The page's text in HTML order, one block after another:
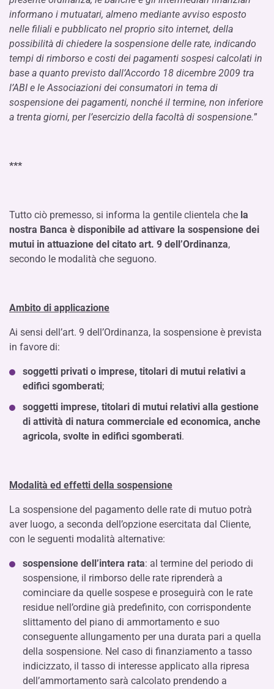
informano i mutuatari, almeno mediante avviso esposto
nelle filiali e pubblicato nel proprio sito internet, della
possibilità di chiedere la sospensione delle rate, indicando
tempi di rimborso e costi dei pagamenti sospesi calcolati in
base a quanto previsto dall’Accordo 18 dicembre 2009 tra
l’ABI e le Associazioni dei consumatori in tema di
sospensione dei pagamenti, nonché il termine, non inferiore
a trenta giorni, per l’esercizio della facoltà di sospensione.”
***
Tutto ciò premesso, si informa la gentile clientela che la
nostra Banca è disponibile ad attivare la sospensione dei
mutui in attuazione del citato art. 9 dell’Ordinanza,
secondo le modalità che seguono.
Ambito di applicazione
Ai sensi dell’art. 9 dell’Ordinanza, la sospensione è prevista
in favore di:
soggetti privati o imprese, titolari di mutui relativi a
edifici sgomberati;
soggetti imprese, titolari di mutui relativi alla gestione
di attività di natura commerciale ed economica, anche
agricola, svolte in edifici sgomberati.
Modalità ed effetti della sospensione
La sospensione del pagamento delle rate di mutuo potrà
aver luogo, a seconda dell’opzione esercitata dal Cliente,
con le seguenti modalità alternative:
sospensione dell’intera rata: al termine del periodo di
sospensione, il rimborso delle rate riprenderà a
cominciare da quelle sospese e proseguirà con le rate
residue nell’ordine già predefinito, con corrispondente
slittamento del piano di ammortamento e suo
conseguente allungamento per una durata pari a quella
della sospensione. Nel caso di finanziamento a tasso
indicizzato, il tasso di interesse applicato alla ripresa
dell’ammortamento sarà calcolato prendendo a